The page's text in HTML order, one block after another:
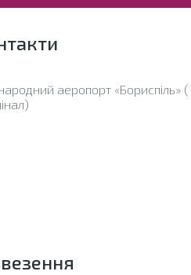
аеропорт «Бориспіль» (